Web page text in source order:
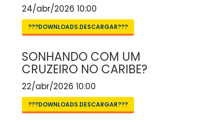
24/abr/2026 10:00
???DOWNLOADS.DESCARGAR???
SONHANDO COM UM
CRUZEIRO NO CARIBE?
22/abr/2026 10:00
???DOWNLOADS.DESCARGAR???